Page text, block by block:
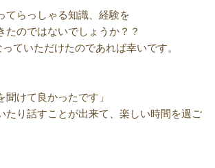
てらっしゃる知識、経験を
たのではないでしょうか？？
ていただけたのであれば幸いです。
聞けて良かったです」
たり話すことが出来て、楽しい時間を過ご